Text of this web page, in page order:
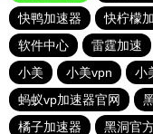
快鸭加速器
快柠檬
软件中心
雷霆加速
小美
小美vpn 小
蚂蚁vp加速器官网
橘子加速器
黑洞官